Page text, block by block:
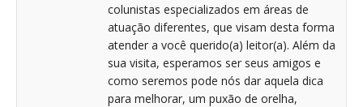
colunistas especializados em áreas de
atuação diferentes, que visam desta forma
atender a você querido(a) leitor(a). Além da
sua visita, esperamos ser seus amigos e
como seremos pode nós dar aquela dica
para melhorar, um puxão de orelha,